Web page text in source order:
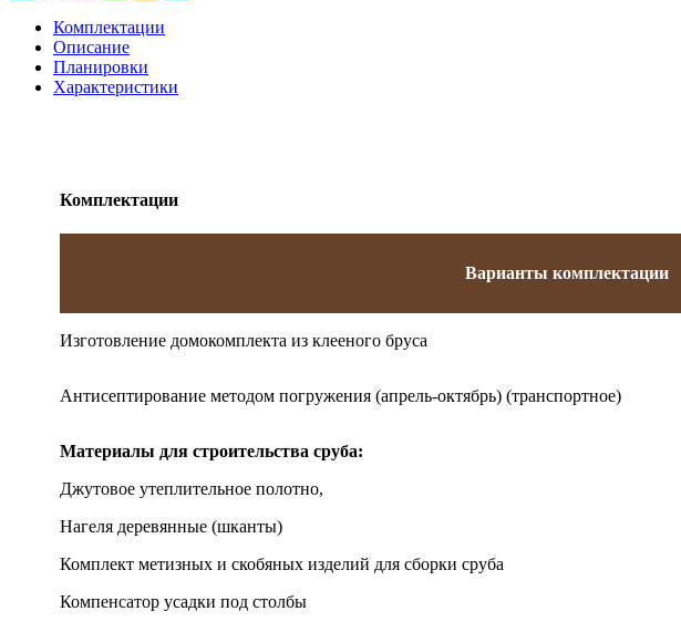
Комплектации
Описание
Планировки
Характеристики
Комплектации
Варианты комплектации
Изготовление домокомплекта из клееного бруса
Антисептирование методом погружения (апрель-октябрь) (транспортное)
Материалы для строительства сруба:
Джутовое утеплительное полотно,
Нагеля деревянные (шканты)
Комплект метизных и скобяных изделий для сборки сруба
Компенсатор усадки под столбы